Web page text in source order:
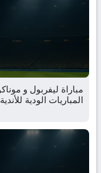
المباريات الودية للأندية